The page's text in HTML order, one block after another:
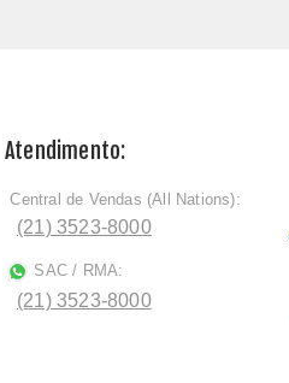
Atendimento:
ﾠCentral de Vendas (All Nations):
(21) 3523-8000
SAC / RMA:
(21) 3523-8000